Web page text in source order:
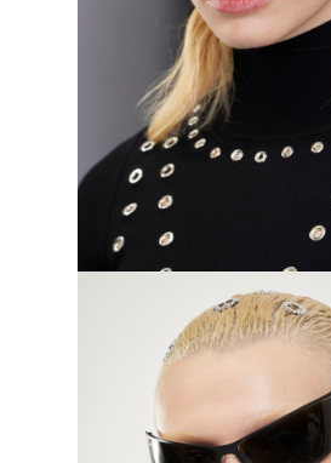
Fashion East,